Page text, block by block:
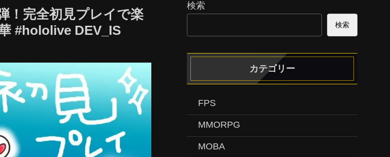
！完全初見プレイで楽
#hololive DEV_IS
検索
検索
カテゴリー
FPS
MMORPG
MOBA